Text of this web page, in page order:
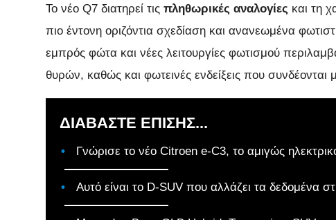
Το νέο Q7 διατηρεί τις πληθωρικές αναλογίες και τη
πιο έντονη οριζόντια σχεδίαση και ανανεωμένα
εμπρός φώτα και νέες λειτουργίες φωτισμού
θυρών, καθώς και φωτεινές ενδείξεις που
ΔΙΑΒΑΣΤΕ ΕΠΙΣΗΣ...
Γνώρισε το νέο Citroen e-C3, το αμιγώς
Αυτό είναι το D-SUV που αλλάζει τα δεδομένα